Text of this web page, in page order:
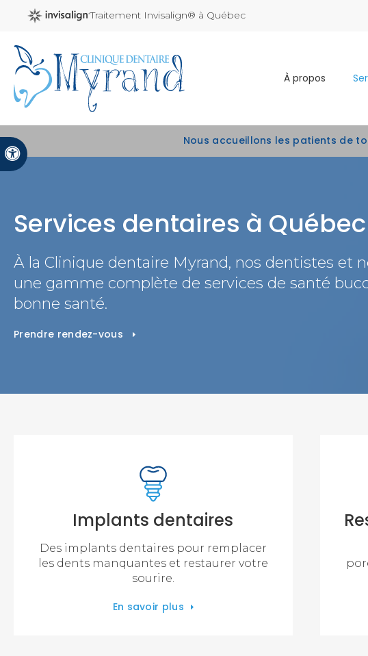
Version accessible
Traitement Invisalign® à Québec
À propos
Nous accueillons les patients de
Services dentaires à Québec
À la Clinique dentaire Myrand, nos dentistes et
une gamme complète de services de santé
bonne santé.
Prendre rendez-vous
Implants dentaires
Des implants dentaires pour remplacer
les dents manquantes et restaurer votre
sourire.
En savoir plus